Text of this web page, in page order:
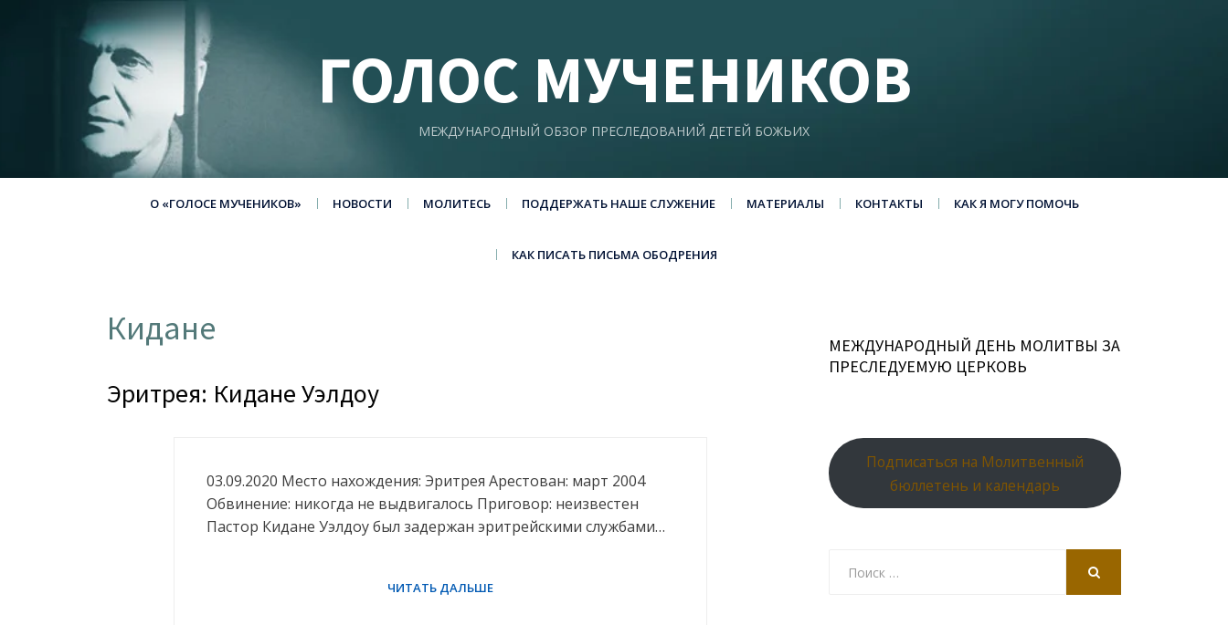
ГОЛОС МУЧЕНИКОВ
МЕЖДУНАРОДНЫЙ ОБЗОР ПРЕСЛЕДОВАНИЙ ДЕТЕЙ БОЖЬИХ
О «ГОЛОСЕ МУЧЕНИКОВ» НОВОСТИ МОЛИТЕСЬ ПОДДЕРЖАТЬ НАШЕ СЛУЖЕНИЕ МАТЕРИАЛЫ КОНТАКТЫ КАК Я МОГУ ПОМОЧЬ
КАК ПИСАТЬ ПИСЬМА ОБОДРЕНИЯ
Кидане
Эритрея: Кидане Уэлдоу
03.09.2020 Место нахождения: Эритрея Арестован: март 2004
Обвинение: никогда не выдвигалось Приговор: неизвестен
Пастор Кидане Уэлдоу был задержан эритрейскими службами…
МЕЖДУНАРОДНЫЙ ДЕНЬ МОЛИТВЫ ЗА
ПРЕСЛЕДУЕМУЮ ЦЕРКОВЬ
Подписаться на Молитвенный
бюллетень и календарь